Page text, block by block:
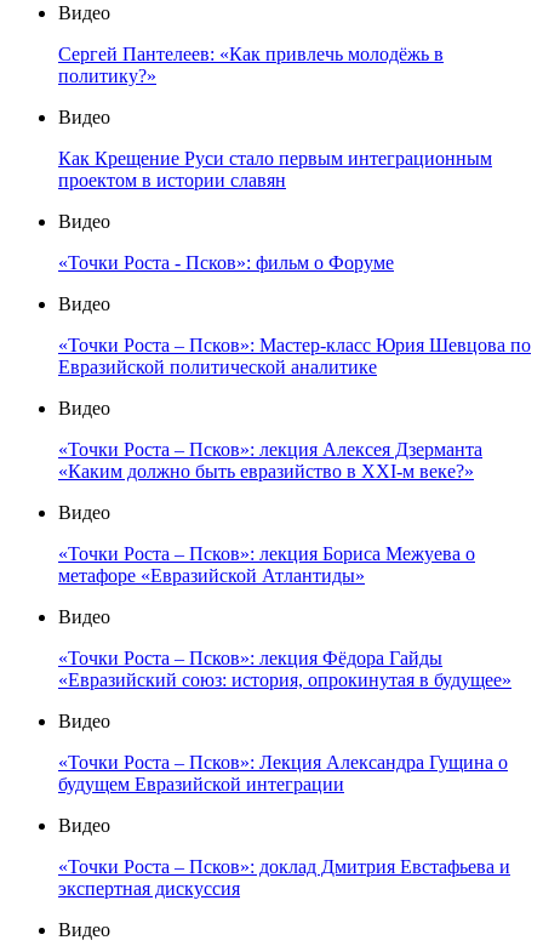
Видео
Сергей Пантелеев: «Как привлечь молодёжь в
политику?»
Видео
Как Крещение Руси стало первым интеграционным
проектом в истории славян
Видео
«Точки Роста - Псков»: фильм о Форуме
Видео
«Точки Роста – Псков»: Мастер-класс Юрия Шевцова по
Евразийской политической аналитике
Видео
«Точки Роста – Псков»: лекция Алексея Дзерманта
«Каким должно быть евразийство в XXI-м веке?»
Видео
«Точки Роста – Псков»: лекция Бориса Межуева о
метафоре «Евразийской Атлантиды»
Видео
«Точки Роста – Псков»: лекция Фёдора Гайды
«Евразийский союз: история, опрокинутая в будущее»
Видео
«Точки Роста – Псков»: Лекция Александра Гущина о
будущем Евразийской интеграции
Видео
«Точки Роста – Псков»: доклад Дмитрия Евстафьева и
экспертная дискуссия
Видео